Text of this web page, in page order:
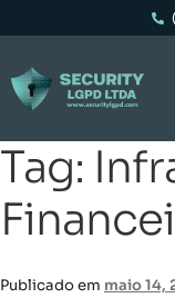
Tag:
Publicado em maio 14,